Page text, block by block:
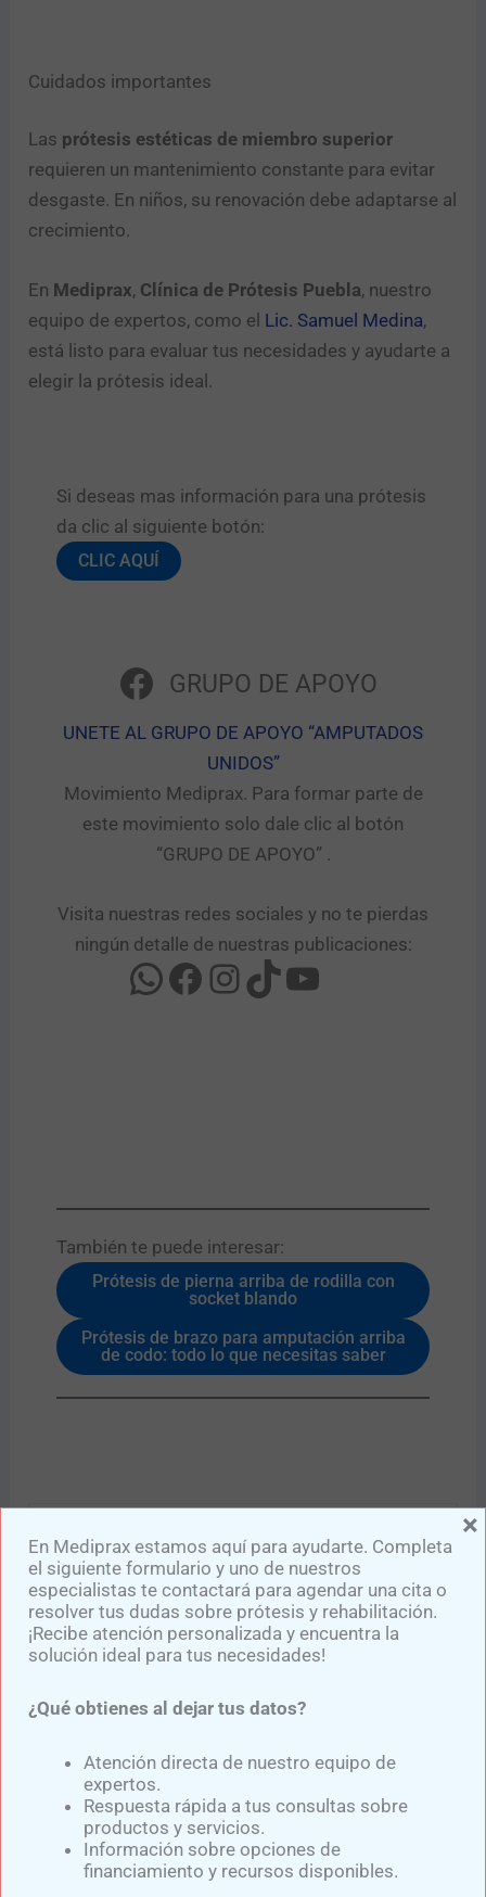
Cuidados importantes
Las prótesis estéticas de miembro superior
requieren un mantenimiento constante para evitar
desgaste. En niños, su renovación debe adaptarse al
crecimiento.
En Mediprax, Clínica de Prótesis Puebla, nuestro
equipo de expertos, como el Lic. Samuel Medina,
está listo para evaluar tus necesidades y ayudarte a
elegir la prótesis ideal.
Si deseas mas información para una prótesis
da clic al siguiente botón:​
CLIC AQUÍ
GRUPO DE APOYO
UNETE AL GRUPO DE APOYO “AMPUTADOS
UNIDOS”​
Movimiento Mediprax. Para formar parte de
este movimiento solo dale clic al botón
“GRUPO DE APOYO” .​
Visita nuestras redes sociales y no te pierdas
ningún detalle de nuestras publicaciones:
También te puede interesar:​
Prótesis de pierna arriba de rodilla con
socket blando
Prótesis de brazo para amputación arriba
de codo: todo lo que necesitas saber
Samuel Medina
Experto en el diseño y confección de diversas prótesis para
miembro superior y prótesis para miembro inferior,
elaboradas con componentes de última generación y de
reconocidas marcas como: Ottobock, Ossur, Oandp, Willow
Wood, entre otras.
En Mediprax estamos aquí para ayudarte. Completa
el siguiente formulario y uno de nuestros
especialistas te contactará para agendar una cita o
resolver tus dudas sobre prótesis y rehabilitación.
¡Recibe atención personalizada y encuentra la
solución ideal para tus necesidades!
¿Qué obtienes al dejar tus datos?
Atención directa de nuestro equipo de
expertos.
Respuesta rápida a tus consultas sobre
productos y servicios.
Información sobre opciones de
financiamiento y recursos disponibles.
×